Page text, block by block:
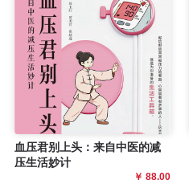
血压君别上头：来自中医的减
压生活妙计
￥ 88.00